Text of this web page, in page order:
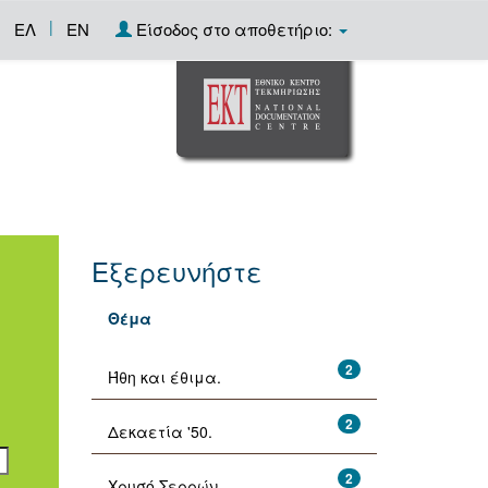
ΕΛ | EN Είσοδος στο αποθετήριο:
Εξερευνήστε
Θέμα
2
Ήθη και έθιμα.
2
Δεκαετία '50.
2